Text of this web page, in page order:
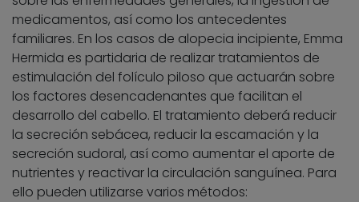
medicamentos, así como los antecedentes
familiares. En los casos de alopecia incipiente, Emma
Hermida es partidaria de realizar tratamientos de
estimulación del folículo piloso que actuarán sobre
los factores desencadenantes que facilitan el
desarrollo del cabello. El tratamiento deberá reducir
la secreción sebácea, reducir la escamación y la
secreción sudoral, así como aumentar el aporte de
nutrientes y reactivar la circulación sanguínea. Para
ello pueden utilizarse varios métodos: